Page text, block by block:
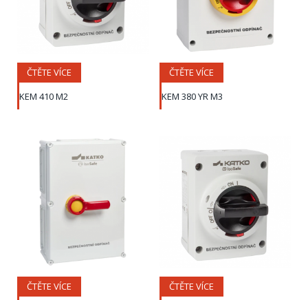
ČTĚTE VÍCE
KEM 410 M2
ČTĚTE VÍCE
KEM 380 YR M3
ČTĚTE VÍCE
ČTĚTE VÍCE